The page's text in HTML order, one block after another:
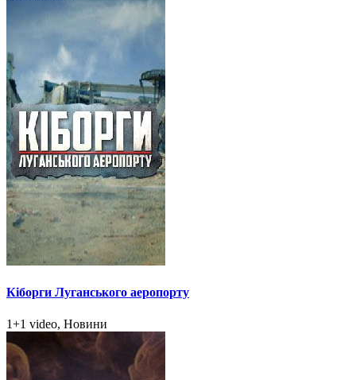
Кіборги Луганського аеропорту
1+1 video, Новини